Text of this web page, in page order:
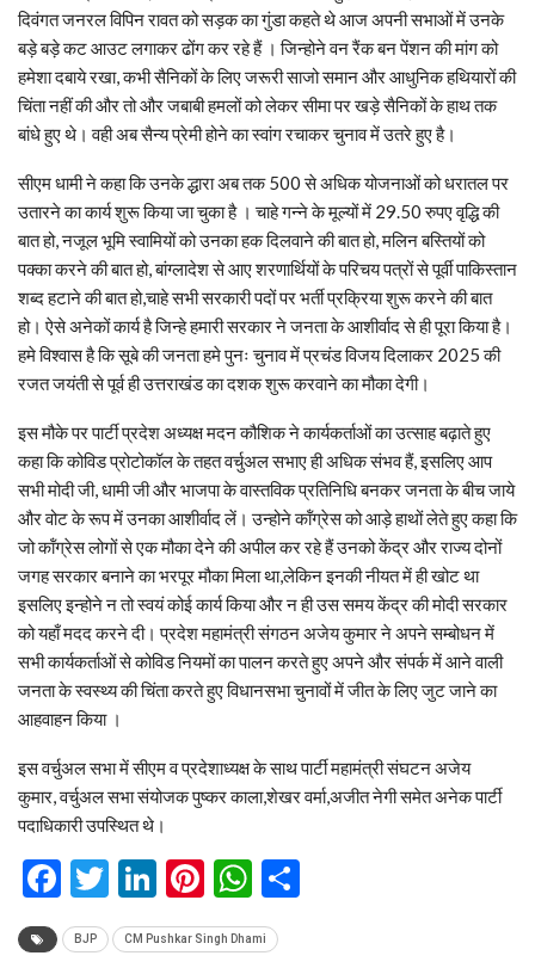
दिवंगत जनरल विपिन रावत को सड़क का गुंडा कहते थे आज अपनी सभाओं में उनके
बड़े बड़े कट आउट लगाकर ढोंग कर रहे हैं । जिन्होने वन रैंक बन पेंशन की मांग को
हमेशा दबाये रखा, कभी सैनिकों के लिए जरूरी साजो समान और आधुनिक हथियारों की
चिंता नहीं की और तो और जबाबी हमलों को लेकर सीमा पर खड़े सैनिकों के हाथ तक
बांधे हुए थे। वही अब सैन्य प्रेमी होने का स्वांग रचाकर चुनाव में उतरे हुए है।
सीएम धामी ने कहा कि उनके द्धारा अब तक 500 से अधिक योजनाओं को धरातल पर
उतारने का कार्य शुरू किया जा चुका है । चाहे गन्ने के मूल्यों में 29.50 रुपए वृद्धि की
बात हो, नजूल भूमि स्वामियों को उनका हक दिलवाने की बात हो, मलिन बस्तियों को
पक्का करने की बात हो, बांग्लादेश से आए शरणार्थियों के परिचय पत्रों से पूर्वी पाकिस्तान
शब्द हटाने की बात हो,चाहे सभी सरकारी पदों पर भर्ती प्रक्रिया शुरू करने की बात
हो। ऐसे अनेकों कार्य है जिन्हे हमारी सरकार ने जनता के आशीर्वाद से ही पूरा किया है।
हमे विश्वास है कि सूबे की जनता हमे पुनः चुनाव में प्रचंड विजय दिलाकर 2025 की
रजत जयंती से पूर्व ही उत्तराखंड का दशक शुरू करवाने का मौका देगी।
इस मौके पर पार्टी प्रदेश अध्यक्ष मदन कौशिक ने कार्यकर्ताओं का उत्साह बढ़ाते हुए
कहा कि कोविड प्रोटोकॉल के तहत वर्चुअल सभाए ही अधिक संभव हैं, इसलिए आप
सभी मोदी जी, धामी जी और भाजपा के वास्तविक प्रतिनिधि बनकर जनता के बीच जाये
और वोट के रूप में उनका आशीर्वाद लें। उन्होने कॉंग्रेस को आड़े हाथों लेते हुए कहा कि
जो कॉंग्रेस लोगों से एक मौका देने की अपील कर रहे हैं उनको केंद्र और राज्य दोनों
जगह सरकार बनाने का भरपूर मौका मिला था,लेकिन इनकी नीयत में ही खोट था
इसलिए इन्होने न तो स्वयं कोई कार्य किया और न ही उस समय केंद्र की मोदी सरकार
को यहाँ मदद करने दी। प्रदेश महामंत्री संगठन अजेय कुमार ने अपने सम्बोधन में
सभी कार्यकर्ताओं से कोविड नियमों का पालन करते हुए अपने और संपर्क में आने वाली
जनता के स्वस्थ्य की चिंता करते हुए विधानसभा चुनावों में जीत के लिए जुट जाने का
आहवाहन किया ।
इस वर्चुअल सभा में सीएम व प्रदेशाध्यक्ष के साथ पार्टी महामंत्री संघटन अजेय
कुमार, वर्चुअल सभा संयोजक पुष्कर काला,शेखर वर्मा,अजीत नेगी समेत अनेक पार्टी
पदाधिकारी उपस्थित थे।
Facebook
Twitter
LinkedIn
Pinterest
WhatsApp
BJP CM Pushkar Singh Dhami